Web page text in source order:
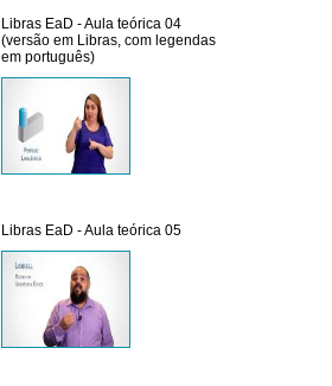
Libras EaD - Aula teórica 04
(versão em Libras, com legendas
em português)
Libras EaD - Aula teórica 05